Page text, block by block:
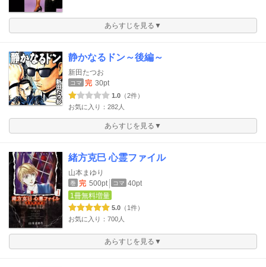
あらすじを見る▼
静かなるドン～後編～
新田たつお
コマ 完 30pt
1.0 （2件）
お気に入り：282人
あらすじを見る▼
緒方克巳 心霊ファイル
山本まゆり
巻 完 500pt コマ 40pt
1冊無料増量
5.0 （1件）
お気に入り：700人
あらすじを見る▼